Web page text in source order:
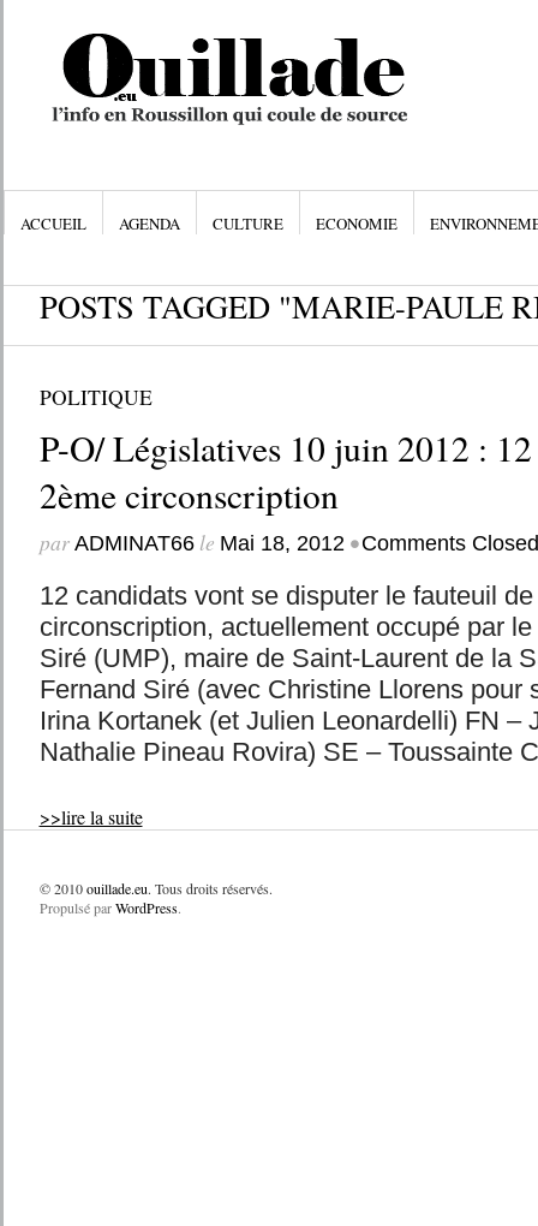
ACCUEIL AGENDA CULTURE ECONOMIE
POSTS TAGGED "MARIE-PAULE
POLITIQUE
P-O/ Législatives 10 juin 2012 :
2ème circonscription
par ADMINAT66le Mai 18, 2012 •Comments Closed
12 candidats vont se disputer le fauteuil
circonscription, actuellement occupé par
Siré (UMP), maire de Saint-Laurent de la
Fernand Siré (avec Christine Llorens pour
Irina Kortanek (et Julien Leonardelli) FN –
Nathalie Pineau Rovira) SE – Toussainte
>>lire la suite
© 2010ouillade.eu. Tous droits réservés.
Propulsé parWordPress.